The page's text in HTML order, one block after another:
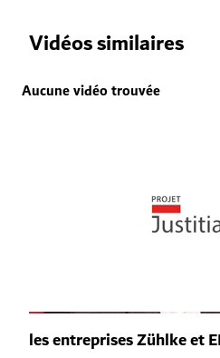
Vidéos similaires
Aucune vidéo trouvée
les entreprises Zühlke et